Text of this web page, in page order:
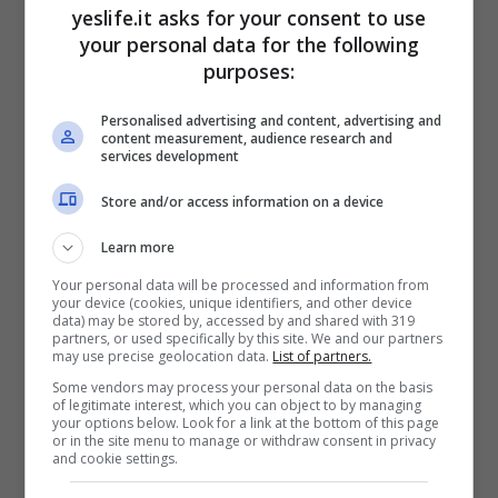
Dramma nel volley: trovata morta
giovane pallavolista italiana
Auto e monopattino si scontrano:
morta in casa
Gianluca Spina, 49enne paracadutista della
Folgore, la vittima della tragedia consumatasi
nel primo pomeriggio di ieri,giovedì 13 aprile
ad Orentano, frazione di Castelfranco di Sotto
(Pisa).
yeslife.it asks for your consent to use
your personal data for the following
purposes:
Personalised advertising and content, advertising and
content measurement, audience research and
services development
Store and/or access information on a device
Learn more
Your personal data will be processed and information from
your device (cookies, unique identifiers, and other device
data) may be stored by, accessed by and shared with 319
partners, or used specifically by this site. We and our partners
may use precise geolocation data. List of partners.
Some vendors may process your personal data on the basis
of legitimate interest, which you can object to by managing
your options below. Look for a link at the bottom of this page
or in the site menu to manage or withdraw consent in privacy
and cookie settings.